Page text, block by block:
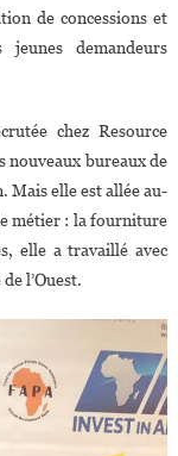
de concessions et
demandeurs
chez Resource
nouveaux bureaux de
Mais elle est allée au-
métier : la fourniture
elle a travaillé avec
l’Ouest.